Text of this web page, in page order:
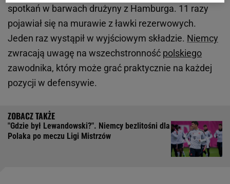
spotkań w barwach drużyny z Hamburga. 11 razy
pojawiał się na murawie z ławki rezerwowych.
Jeden raz wystąpił w wyjściowym składzie. Niemcy
zwracają uwagę na wszechstronność polskiego
zawodnika, który może grać praktycznie na każdej
pozycji w defensywie.
"Gdzie był Lewandowski?". Niemcy bezlitośni dla
Polaka po meczu Ligi Mistrzów